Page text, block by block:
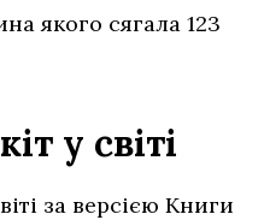
якого сягала 123
у світі
за версією Книги